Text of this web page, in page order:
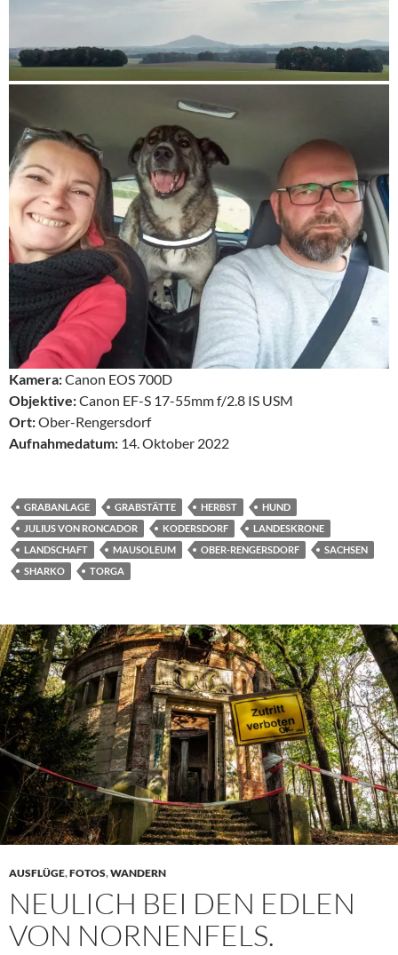
Kamera:Canon EOS 700D
Objektive:Canon EF-S 17-55mm f/2.8 IS USM
Ort:Ober-Rengersdorf
Aufnahmedatum: 14. Oktober 2022
GRABANLAGE GRABSTÄTTE HERBST
HUND
JULIUS VON RONCADOR
KODERSDORF
LANDESKRONE
LANDSCHAFT
MAUSOLEUM OBER-RENGERSDORF
SACHSEN
SHARKO
TORGA
AUSFLÜGE,FOTOS,WANDERN
NEULICH BEI DEN EDLEN
VON NORNENFELS.